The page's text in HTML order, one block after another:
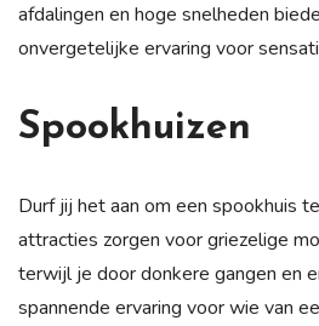
afdalingen en hoge snelheden
onvergetelijke ervaring voor
Spookhuizen
Durf jij het aan om een spookhuis
attracties zorgen voor griezelige
terwijl je door donkere gangen en
spannende ervaring voor wie van